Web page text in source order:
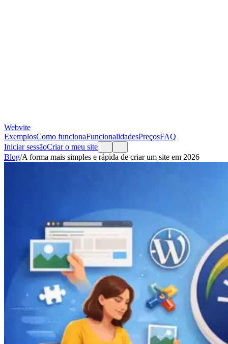
Webvite
ExemplosComo funcionaFuncionalidadesPreçosFAQ
Iniciar sessãoCriar o meu site
Blog/A forma mais simples e rápida de criar um site em 2026